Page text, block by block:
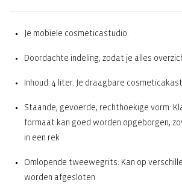
Je mobiele cosmeticastudio.
Doordachte indeling, zodat je alles
Inhoud: 4 liter. Je draagbare
Staande, gevoerde, rechthoekige vorm:
formaat kan goed worden opgeborgen,
in een rek
Omlopende tweewegrits: Kan op
worden afgesloten